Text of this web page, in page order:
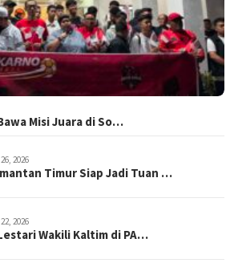
Misi Juara di So…
2026
Timur Siap Jadi Tuan …
2026
Wakili Kaltim di PA…